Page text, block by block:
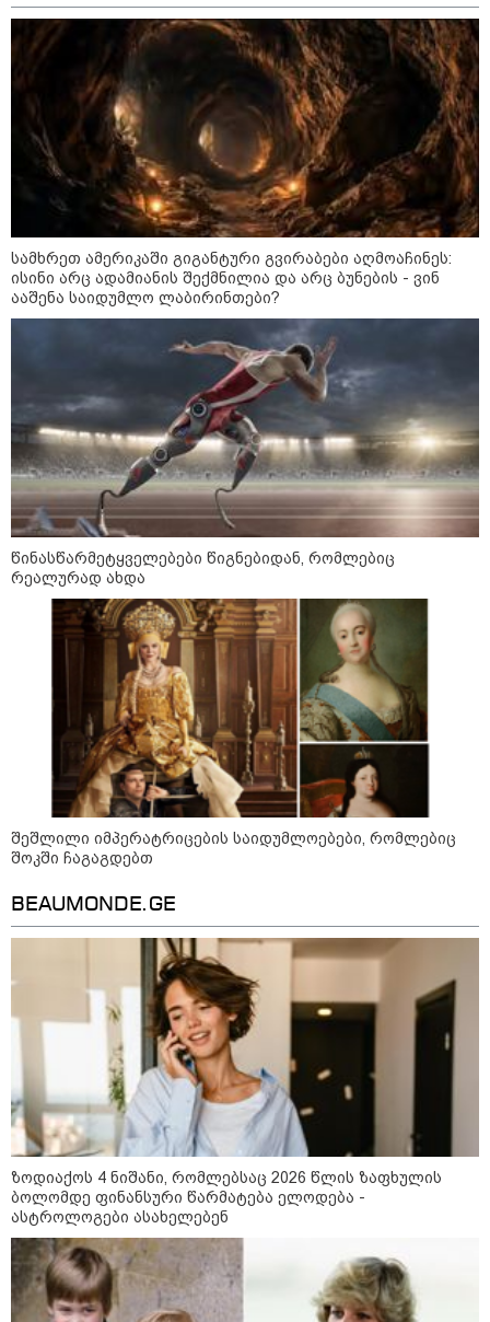
უწყობს ირანული
ტერორისტული ქსელების
უკანონო გაფართოებას, თუმცა
მაინც ამერიკას უყენებს
მოთხოვნებს?" - ჯო უილსონი
21:17 / 08-08-2026
აშშ-მა საქართველოში
დაფუძნებული კრიპტოკომპანია
დაასანქცირა
კატეგორიის ყველა სიახლე
რუსული მხარის ინფორმაციით,
უკრაინამ ბელგოროდზე
დრონებით იერიში მიიტანა,
დაიღუპა 3 ადამიანი და დაშავდა
ომზე ხელისუფლების
წარმომადგენლების
განცხადებებზე - ეს არის
ეროვნული ინტერესების აშკარა
ღალატი - არავის შერჩება
რუსული სქემის ნაწილად ყოფნა
თბილისსა და რეგიონებში
უკანონო ცეცხლსასროლი
იარაღები და საბრძოლო მასალა
ამოიღეს - დაკავებულია ხუთი
პირი
შსს - პოლიციამ თბილისში
დაკავების მიზნით კი შესაბამისი
ღონისძიებები ტარდება
მოზაიკა
სამხრეთ ამერიკაში გიგანტური გვირაბები აღმოაჩინეს:
ისინი არც ადამიანის შექმნილია და არც ბუნების - ვინ
ააშენა საიდუმლო ლაბირინთები?
წინასწარმეტყველებები წიგნებიდან, რომლებიც
რეალურად ახდა
შეშლილი იმპერატრიცების საიდუმლოებები, რომლებიც
შოკში ჩაგაგდებთ
BEAUMONDE.GE
ზოდიაქოს 4 ნიშანი, რომლებსაც 2026 წლის ზაფხულის
ბოლომდე ფინანსური წარმატება ელოდება -
ასტროლოგები ასახელებენ